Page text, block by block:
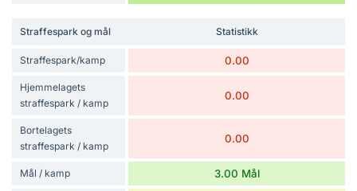
Straffespark og mål Statistikk
Straffespark/kamp 0.00
Hjemmelagets
straffespark / kamp
0.00
Bortelagets
straffespark / kamp
0.00
Mål / kamp 3.00 Mål